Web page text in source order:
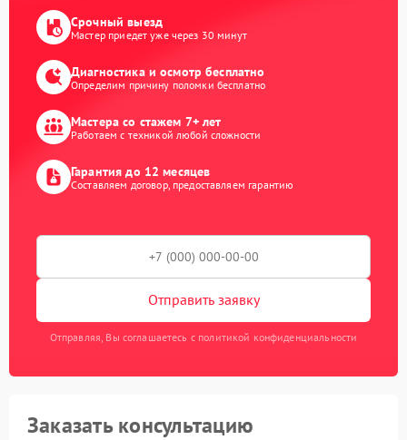
Срочный выезд
Мастер приедет уже через 30 минут
Диагностика и осмотр бесплатно
Определим причину поломки бесплатно
Мастера со стажем 7+ лет
Работаем с техникой любой сложности
Гарантия до 12 месяцев
Составляем договор, предоставляем гарантию
Отправить заявку
Отправляя, Вы соглашаетесь с политикой конфиденциальности
Заказать консультацию